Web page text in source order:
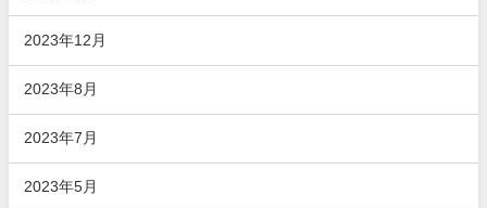
2023年12月
2023年8月
2023年7月
2023年5月